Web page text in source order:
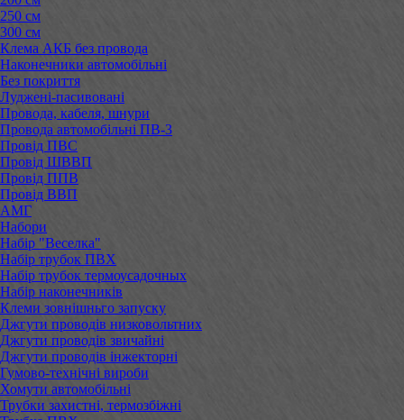
250 см
300 см
Клема АКБ без провода
Наконечники автомобільні
Без покриття
Луджені-пасивовані
Провода, кабеля, шнури
Провода автомобільні ПВ-3
Провід ПВС
Провід ШВВП
Провід ППВ
Провід ВВП
АМГ
Набори
Набір "Веселка"
Набір трубок ПВХ
Набір трубок термоусадочных
Набір наконечників
Клеми зовнішньго запуску
Джгути проводів низковольтних
Джгути проводів звичайні
Джгути проводів інжекторні
Гумово-технічні вироби
Хомути автомобільні
Трубки захистні, термозбіжні